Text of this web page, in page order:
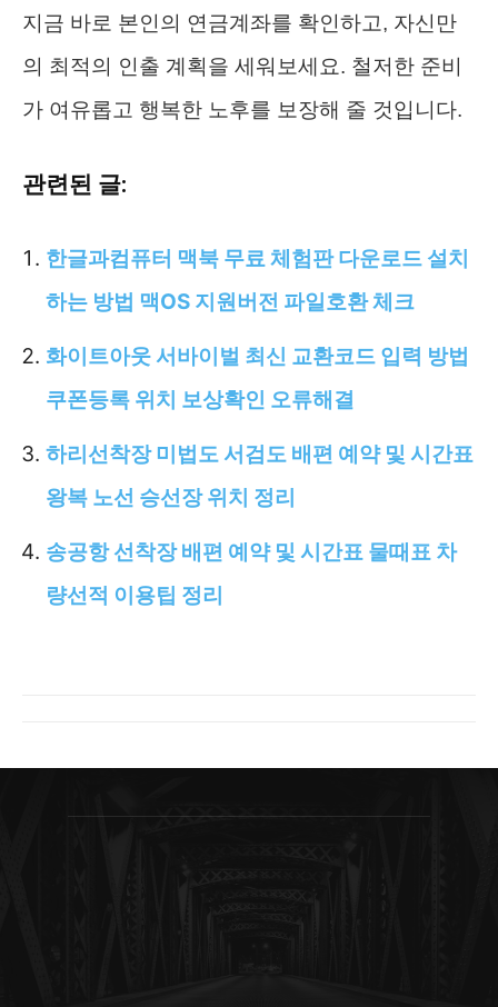
지금 바로 본인의 연금계좌를 확인하고, 자신만
의 최적의 인출 계획을 세워보세요. 철저한 준비
가 여유롭고 행복한 노후를 보장해 줄 것입니다.
관련된 글:
한글과컴퓨터 맥북 무료 체험판 다운로드 설치
하는 방법 맥OS 지원버전 파일호환 체크
화이트아웃 서바이벌 최신 교환코드 입력 방법
쿠폰등록 위치 보상확인 오류해결
하리선착장 미법도 서검도 배편 예약 및 시간표
왕복 노선 승선장 위치 정리
송공항 선착장 배편 예약 및 시간표 물때표 차
량선적 이용팁 정리